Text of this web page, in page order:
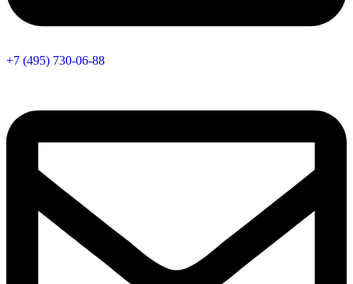
+7 (495) 730-06-88